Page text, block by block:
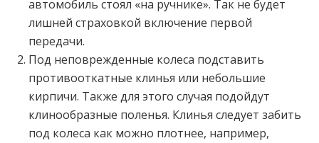
автомобиль стоял «на ручнике». Так не будет
лишней страховкой включение первой
передачи.
Под неповрежденные колеса подставить
противооткатные клинья или небольшие
кирпичи. Также для этого случая подойдут
клинообразные поленья. Клинья следует забить
под колеса как можно плотнее, например,